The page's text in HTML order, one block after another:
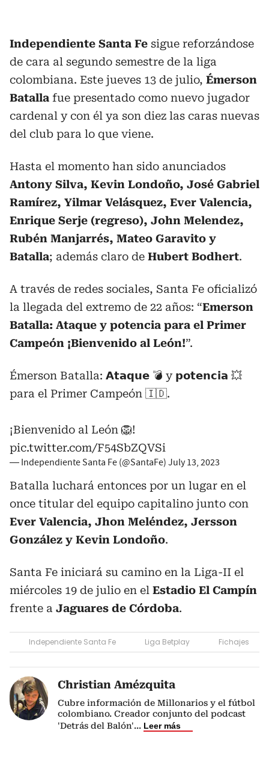
Independiente Santa Fe sigue reforzándose
de cara al segundo semestre de la liga
colombiana. Este jueves 13 de julio, Émerson
Batalla fue presentado como nuevo jugador
cardenal y con él ya son diez las caras nuevas
del club para lo que viene.
Hasta el momento han sido anunciados
Antony Silva, Kevin Londoño, José Gabriel
Ramírez, Yilmar Velásquez, Ever Valencia,
Enrique Serje (regreso), John Melendez,
Rubén Manjarrés, Mateo Garavito y
Batalla; además claro de Hubert Bodhert.
A través de redes sociales, Santa Fe oficializó
la llegada del extremo de 22 años: “Emerson
Batalla: Ataque y potencia para el Primer
Campeón ¡Bienvenido al León!”.
Émerson Batalla: 𝗔𝘁𝗮𝗾𝘂𝗲 💣 y 𝗽𝗼𝘁𝗲𝗻𝗰𝗶𝗮 💥
para el Primer Campeón 🇮🇩.
¡Bienvenido al León 🦁!
pic.twitter.com/F54SbZQVSi
— Independiente Santa Fe (@SantaFe) July 13, 2023
Batalla luchará entonces por un lugar en el
once titular del equipo capitalino junto con
Ever Valencia, Jhon Meléndez, Jersson
González y Kevin Londoño.
Santa Fe iniciará su camino en la Liga-II el
miércoles 19 de julio en el Estadio El Campín
frente a Jaguares de Córdoba.
Independiente Santa Fe Liga Betplay Fichajes
Christian Amézquita
Cubre información de Millonarios y el fútbol
colombiano. Creador conjunto del podcast
'Detrás del Balón'... Leer más